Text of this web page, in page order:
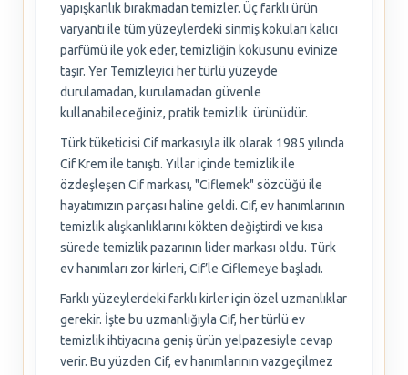
yapışkanlık bırakmadan temizler. Üç farklı ürün
varyantı ile tüm yüzeylerdeki sinmiş kokuları kalıcı
parfümü ile yok eder, temizliğin kokusunu evinize
taşır. Yer Temizleyici her türlü yüzeyde
durulamadan, kurulamadan güvenle
kullanabileceğiniz, pratik temizlik ürünüdür.
Türk tüketicisi Cif markasıyla ilk olarak 1985 yılında
Cif Krem ile tanıştı. Yıllar içinde temizlik ile
özdeşleşen Cif markası, "Ciflemek" sözcüğü ile
hayatımızın parçası haline geldi. Cif, ev hanımlarının
temizlik alışkanlıklarını kökten değiştirdi ve kısa
sürede temizlik pazarının lider markası oldu. Türk
ev hanımları zor kirleri, Cif’le Ciflemeye başladı.
Farklı yüzeylerdeki farklı kirler için özel uzmanlıklar
gerekir. İşte bu uzmanlığıyla Cif, her türlü ev
temizlik ihtiyacına geniş ürün yelpazesiyle cevap
verir. Bu yüzden Cif, ev hanımlarının vazgeçilmez